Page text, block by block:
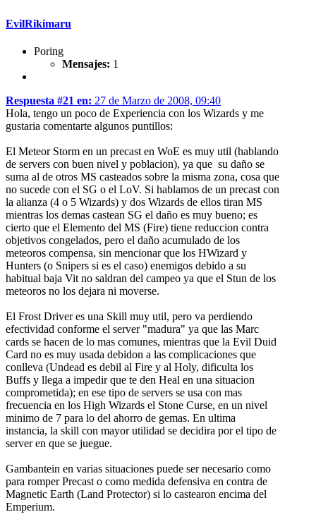
EvilRikimaru
Poring
Mensajes: 1
Respuesta #21 en: 27 de Marzo de 2008, 09:40
Hola, tengo un poco de Experiencia con los Wizards y me
gustaria comentarte algunos puntillos:
El Meteor Storm en un precast en WoE es muy util (hablando
de servers con buen nivel y poblacion), ya que su daño se
suma al de otros MS casteados sobre la misma zona, cosa que
no sucede con el SG o el LoV. Si hablamos de un precast con
la alianza (4 o 5 Wizards) y dos Wizards de ellos tiran MS
mientras los demas castean SG el daño es muy bueno; es
cierto que el Elemento del MS (Fire) tiene reduccion contra
objetivos congelados, pero el daño acumulado de los
meteoros compensa, sin mencionar que los HWizard y
Hunters (o Snipers si es el caso) enemigos debido a su
habitual baja Vit no saldran del campeo ya que el Stun de los
meteoros no los dejara ni moverse.
El Frost Driver es una Skill muy util, pero va perdiendo
efectividad conforme el server "madura" ya que las Marc
cards se hacen de lo mas comunes, mientras que la Evil Duid
Card no es muy usada debidon a las complicaciones que
conlleva (Undead es debil al Fire y al Holy, dificulta los
Buffs y llega a impedir que te den Heal en una situacion
comprometida); en ese tipo de servers se usa con mas
frecuencia en los High Wizards el Stone Curse, en un nivel
minimo de 7 para lo del ahorro de gemas. En ultima
instancia, la skill con mayor utilidad se decidira por el tipo de
server en que se juegue.
Gambantein en varias situaciones puede ser necesario como
para romper Precast o como medida defensiva en contra de
Magnetic Earth (Land Protector) si lo castearon encima del
Emperium.